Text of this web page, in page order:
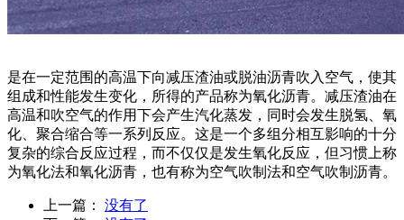
是在一定范围的高温下向减压渣油或脱油沥青吹入空气，使其
组成和性能发生变化，所得的产品称为氧化沥青。减压渣油在
高温和吹空气的作用下会产生汽化蒸发，同时会发生脱氢、氧
化、聚合缩合等一系列反应。这是一个多组分相互影响的十分
复杂的综合反应过程，而不仅仅是发生氧化反应，但习惯上称
为氧化法和氧化沥青，也有称为空气吹制法和空气吹制沥青。
上一篇：
没有了